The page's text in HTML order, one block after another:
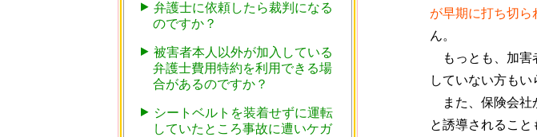
が早期に打ち切ら
ん。
もっとも、加
していない方もい
また、保険会
と誘導されること
弁護士に依頼したら裁判になる
のですか？
被害者本人以外が加入している
弁護士費用特約を利用できる場
合があるのですか？
シートベルトを装着せずに運転
していたところ事故に遭いケガ